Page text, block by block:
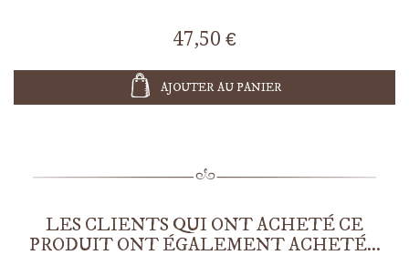
47,50 €
AJOUTER AU PANIER
LES CLIENTS QUI ONT ACHETÉ CE
PRODUIT ONT ÉGALEMENT ACHETÉ...